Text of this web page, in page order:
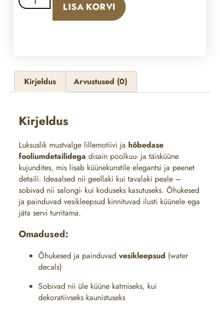
LISA KORVI
Kirjeldus Arvustused (0)
Kirjeldus
Luksuslik mustvalge lillemotiivi ja hõbedase
fooliumdetailidega disain poolkuu- ja täisküüne
kujundites, mis lisab küünekunstile elegantsi ja peenet
detaili. Ideaalsed nii geellaki kui tavalaki peale –
sobivad nii salongi- kui koduseks kasutuseks. Õhukesed
ja painduvad vesikleepsud kinnituvad ilusti küünele ega
jäta servi turritama.
Omadused:
Õhukesed ja painduvad vesikleepsud (water
decals)
Sobivad nii üle küüne katmiseks, kui
dekoratiivseks kaunistuseks